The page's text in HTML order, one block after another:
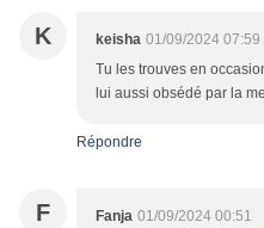
K keisha 01/09/2024 07:59
Tu les trouves en
lui aussi obsédé par la
Répondre
F Fanja 01/09/2024 00:51